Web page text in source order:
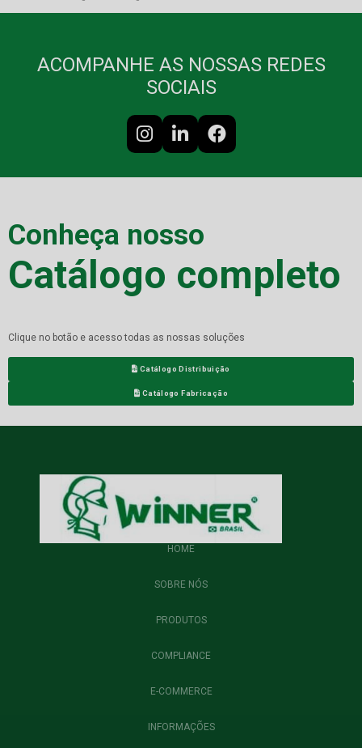
ACOMPANHE AS NOSSAS REDES
SOCIAIS
Conheça nosso
Catálogo completo
Clique no botão e acesso todas as nossas soluções
Catálogo Distribuição
Catálogo Fabricação
HOME
SOBRE NÓS
PRODUTOS
COMPLIANCE
E-COMMERCE
INFORMAÇÕES